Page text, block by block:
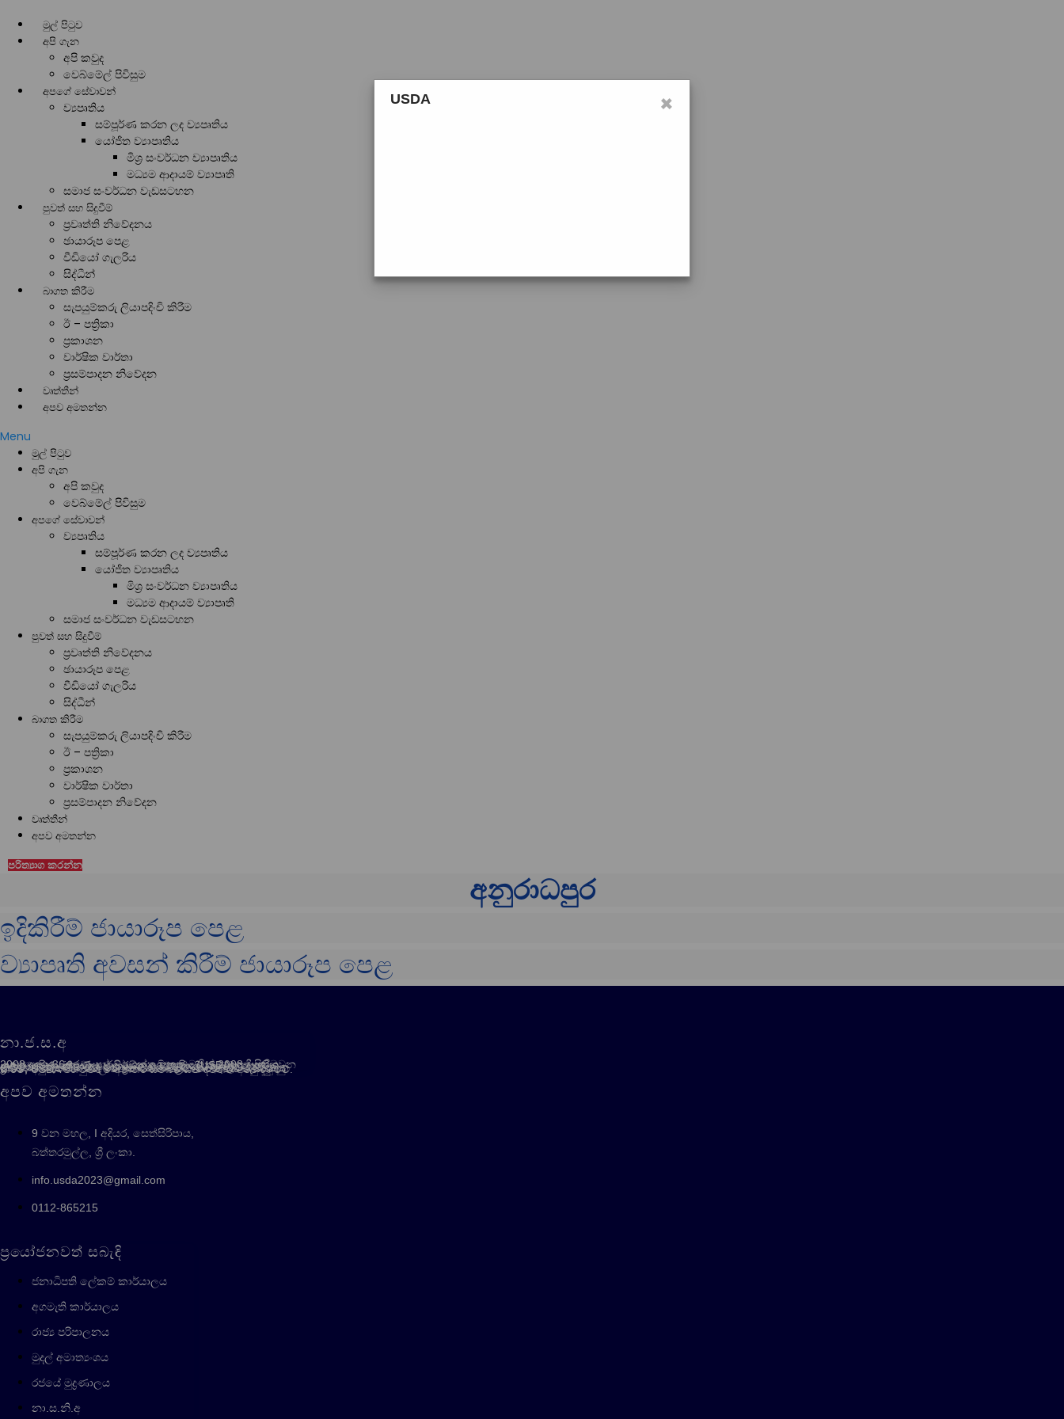
මුල් පිටුව
අපි ගැන
අපි කවුද
වෙබ්මේල් පිවිසුම
අපගේ සේවාවන්
ව්‍යපෘතිය
සම්පූර්ණ කරන ලද ව්‍යපෘතිය
යෝජිත ව්‍යාපෘතිය
මිශ්‍ර සංවර්ධන ව්‍යාපෘතිය
මධ්‍යම ආදායම් ව්‍යාපෘති
සමාජ සංවර්ධන වැඩසටහන
පුවත් සහ සිදුවීම්
ප්‍රවෘත්ති නිවේදනය
ඡායාරූප පෙළ
වීඩියෝ ගැලරිය
සිද්ධීන්
බාගත කිරීම
සැපයුම්කරු ලියාපදිංචි කිරීම
ඊ – පත්‍රිකා
ප්‍රකාශන
වාර්ෂික වාර්තා
ප්‍රසම්පාදන නිවේදන
වෘත්තීන්
අපව අමතන්න
Menu
මුල් පිටුව
අපි ගැන
අපි කවුද
වෙබ්මේල් පිවිසුම
අපගේ සේවාවන්
ව්‍යපෘතිය
සම්පූර්ණ කරන ලද ව්‍යපෘතිය
යෝජිත ව්‍යාපෘතිය
මිශ්‍ර සංවර්ධන ව්‍යාපෘතිය
මධ්‍යම ආදායම් ව්‍යාපෘති
සමාජ සංවර්ධන වැඩසටහන
පුවත් සහ සිදුවීම්
ප්‍රවෘත්ති නිවේදනය
ඡායාරූප පෙළ
වීඩියෝ ගැලරිය
සිද්ධීන්
බාගත කිරීම
සැපයුම්කරු ලියාපදිංචි කිරීම
ඊ – පත්‍රිකා
ප්‍රකාශන
වාර්ෂික වාර්තා
ප්‍රසම්පාදන නිවේදන
වෘත්තීන්
අපව අමතන්න
පරිත්‍යාග කරන්න
අනුරාධපුර
ඉදිකිරීම් ජායාරූප පෙළ
ව්‍යාපෘති අවසන් කිරීම් ජායාරූප පෙළ
නා.ජ.ස.අ
2008 අංක 36 දරණ පාර්ලිමේන්තු පනත මගින් 2008 දී පිහිටුවන ලද නාගරික ජනාවාස සංවර්ධන අධිකාරිය (USDA), නාගරික සංවර්ධන හා නිවාස අමාත්‍යාංශය යටතේ ක්‍රියාත්මක වන ආයතනයකි. නාගරික ජනාවාස සංවර්ධනයට අදාළව ජාතික ප්‍රතිපත්ති සැකසීම සහ එම ප්‍රතිපත්තිය ක්‍රියාත්මක කිරීම සහතික කිරීම, අඩු ජනාවාසවල ජනතාවගේ ජීවන තත්ත්වය වැඩිදියුණු කිරීම, USDA පිහිටුවීමේ අන්තර් සම්බන්ධිත ද්විත්ව අරමුණු වේ.
අපව අමතන්න
9 වන මහල, I අදියර, සෙත්සිරිපාය,
බත්තරමුල්ල, ශ්‍රී ලංකා.
info.usda2023@gmail.com
0112-865215
ප්‍රයෝජනවත් සබැඳි
ජනාධිපති ලේකම් කාර්යාලය
අගමැති කාර්යාලය
රාජ්‍ය පරිපාලනය
මුදල් අමාත්‍යංශය
රජයේ මුද්‍රණාලය
නා.ස.නි.අ
×
USDA